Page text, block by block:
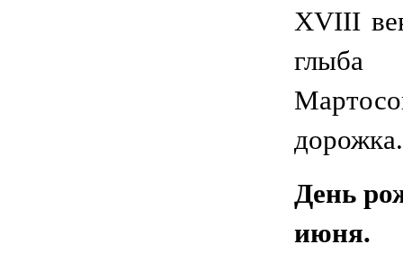
XVIII
глыба
дорожка.
День
июня.